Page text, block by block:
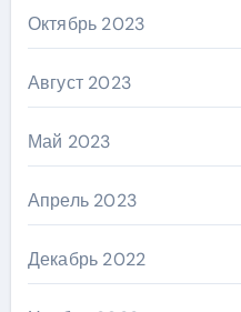
Октябрь 2023
Август 2023
Май 2023
Апрель 2023
Декабрь 2022